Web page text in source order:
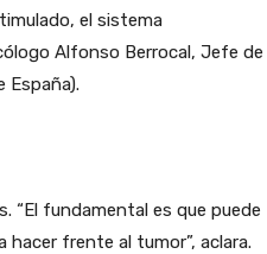
el sistema
Alfonso Berrocal, Jefe de
España).
“El fundamental es que puede
frente al tumor”, aclara.